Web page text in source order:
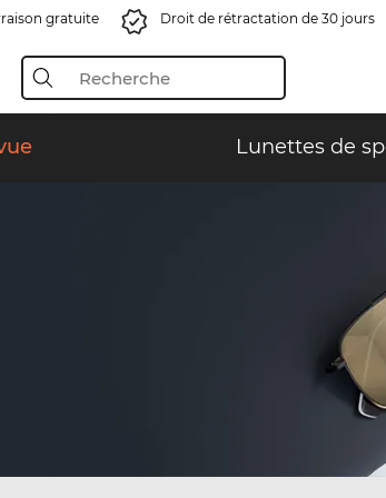
gratuite Droit de rétractation de 30 jours
Lunettes de